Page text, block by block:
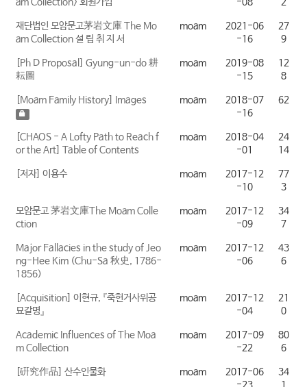
재단법인 모암문고茅岩文庫 The Mo
am Collection 설 립 취 지 서
moam
2021-06
-16
27
9
[Ph D Proposal] Gyung-un-do 耕
耘圖
moam
2019-08
-15
12
8
[Moam Family History] Images moam
2018-07
-16
62
[CHAOS - A Lofty Path to Reach f
or the Art] Table of Contents
moam
2018-04
-01
24
14
[저자] 이용수 moam
2017-12
-10
77
3
모암문고 茅岩文庫The Moam Colle
ction
moam
2017-12
-09
34
7
Major Fallacies in the study of Jeo
ng-Hee Kim (Chu-Sa 秋史, 1786-
1856)
moam
2017-12
-06
43
6
[Acquisition] ​이현규, 『죽헌거사위공
묘갈명』
moam
2017-12
-04
21
0
Academic Influences of The Moa
m Collection
moam
2017-09
-22
80
6
[硏究作品] 산수인물화 moam
2017-06
34